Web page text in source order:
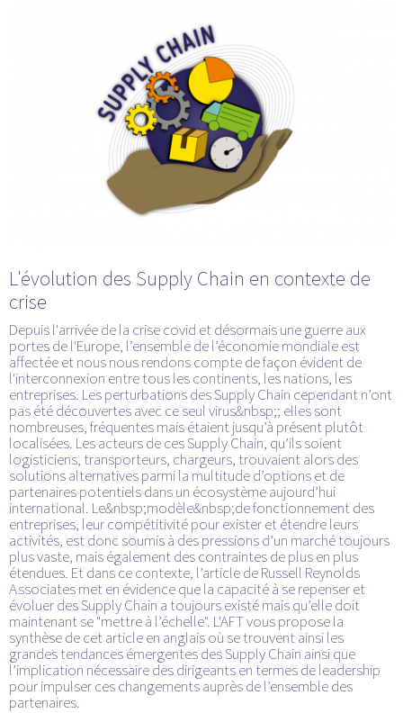
L'évolution des Supply Chain en contexte de
crise
Depuis l'arrivée de la crise covid et désormais une guerre aux
portes de l'Europe, l’ensemble de l’économie mondiale est
affectée et nous nous rendons compte de façon évident de
l'interconnexion entre tous les continents, les nations, les
entreprises. Les perturbations des Supply Chain cependant n’ont
pas été découvertes avec ce seul virus&nbsp;; elles sont
nombreuses, fréquentes mais étaient jusqu’à présent plutôt
localisées. Les acteurs de ces Supply Chain, qu’ils soient
logisticiens, transporteurs, chargeurs, trouvaient alors des
solutions alternatives parmi la multitude d’options et de
partenaires potentiels dans un écosystème aujourd’hui
international. Le&nbsp;modèle&nbsp;de fonctionnement des
entreprises, leur compétitivité pour exister et étendre leurs
activités, est donc soumis à des pressions d’un marché toujours
plus vaste, mais également des contraintes de plus en plus
étendues. Et dans ce contexte, l’article de Russell Reynolds
Associates met en évidence que la capacité à se repenser et
évoluer des Supply Chain a toujours existé mais qu’elle doit
maintenant se "mettre à l’échelle". L'AFT vous propose la
synthèse de cet article en anglais où se trouvent ainsi les
grandes tendances émergentes des Supply Chain ainsi que
l’implication nécessaire des dirigeants en termes de leadership
pour impulser ces changements auprès de l’ensemble des
partenaires.